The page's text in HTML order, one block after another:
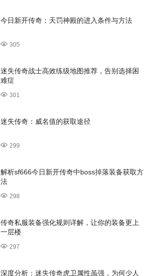
今日新开传奇：天罚神殿的进入条件与方法
305
迷失传奇战士高效练级地图推荐，告别选择困
难症
301
迷失传奇：威名值的获取途径
299
解析sf666今日新开传奇中boss掉落装备获取方
法
298
传奇私服装备强化规则详解，让你的装备更上
一层楼
297
深度分析：迷失传奇虎卫属性虽强，为何少人